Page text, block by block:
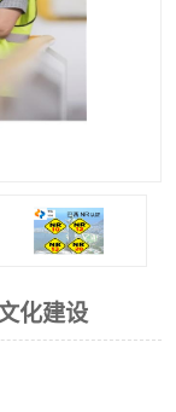
化建设